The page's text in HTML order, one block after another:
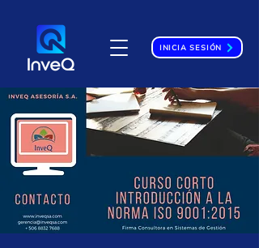
INICIA SESIÓN